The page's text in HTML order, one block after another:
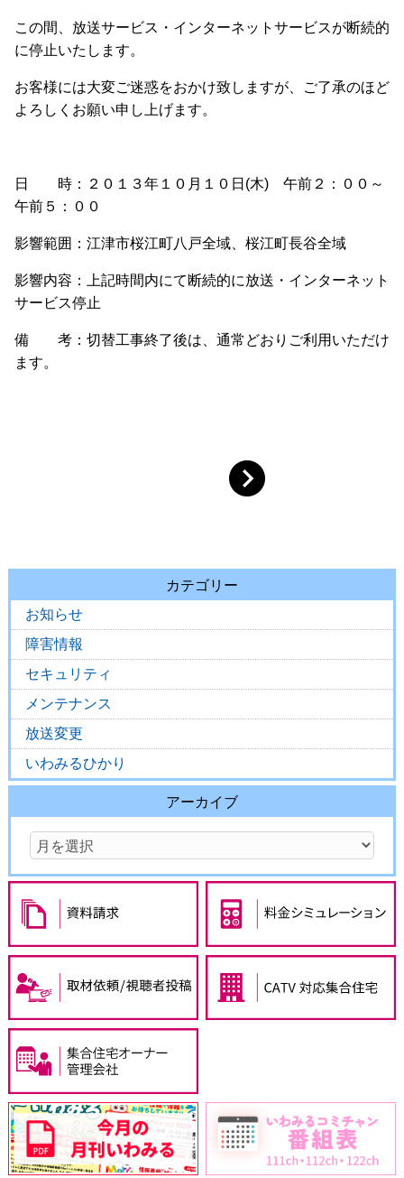
この間、放送サービス・インターネットサービスが断続的
に停止いたします。
お客様には大変ご迷惑をおかけ致しますが、ご了承のほど
よろしくお願い申し上げます。
日 時：２０１３年１０月１０日(木) 午前２：００～
午前５：００
影響範囲：江津市桜江町八戸全域、桜江町長谷全域
影響内容：上記時間内にて断続的に放送・インターネット
サービス停止
備 考：切替工事終了後は、通常どおりご利用いただけ
ます。
カテゴリー
お知らせ
障害情報
セキュリティ
メンテナンス
放送変更
いわみるひかり
アーカイブ